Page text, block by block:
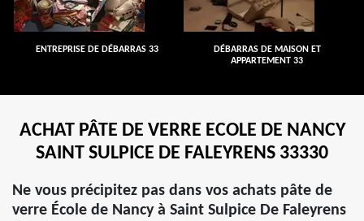
ENTREPRISE DE DÉBARRAS 33
DÉBARRAS DE MAISON ET
APPARTEMENT 33
ACHAT PÂTE DE VERRE ECOLE DE NANCY
SAINT SULPICE DE FALEYRENS 33330
Ne vous précipitez pas dans vos achats pâte de
verre École de Nancy à Saint Sulpice De Faleyrens